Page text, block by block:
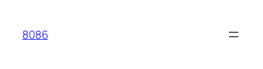
innehåll
8086